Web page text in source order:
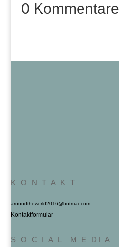
0 Kommentare
K O N T A K T
aroundtheworld2016@hotmail.com
Kontaktformular
S O C I A L M E DI A